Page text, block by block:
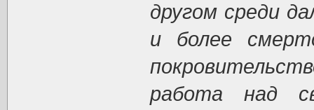
другом среди
и более
работа над